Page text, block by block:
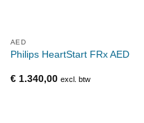
AED
Philips HeartStart FRx AED
€1.340,00 excl. btw